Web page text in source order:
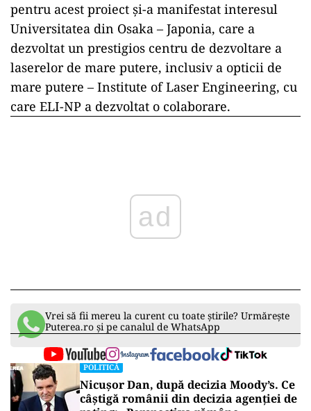
pentru acest proiect și-a manifestat interesul
Universitatea din Osaka – Japonia, care a
dezvoltat un prestigios centru de dezvoltare a
laserelor de mare putere, inclusiv a opticii de
mare putere – Institute of Laser Engineering, cu
care ELI-NP a dezvoltat o colaborare.
ad
Vrei să fii mereu la curent cu toate știrile? Urmărește
Puterea.ro și pe canalul de WhatsApp
POLITICĂ
Nicușor Dan, după decizia Moody’s. Ce
câștigă românii din decizia agenției de